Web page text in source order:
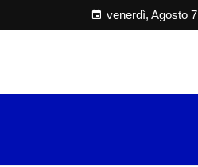
venerdì, Agosto 7